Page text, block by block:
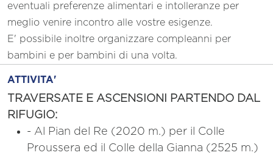
eventuali preferenze alimentari e intolleranze per
meglio venire incontro alle vostre esigenze.
E' possibile inoltre organizzare compleanni per
bambini e per bambini di una volta.
ATTIVITA'
TRAVERSATE E ASCENSIONI PARTENDO DAL
RIFUGIO:
- Al Pian del Re (2020 m.) per il Colle
Proussera ed il Colle della Gianna (2525 m.)